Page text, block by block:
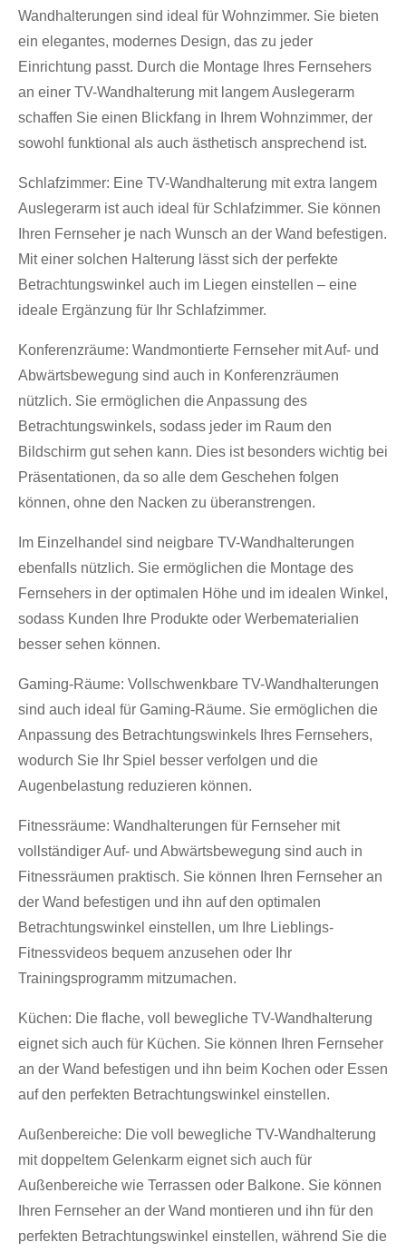
Wandhalterungen sind ideal für Wohnzimmer. Sie bieten
ein elegantes, modernes Design, das zu jeder
Einrichtung passt. Durch die Montage Ihres Fernsehers
an einer TV-Wandhalterung mit langem Auslegerarm
schaffen Sie einen Blickfang in Ihrem Wohnzimmer, der
sowohl funktional als auch ästhetisch ansprechend ist.
Schlafzimmer: Eine TV-Wandhalterung mit extra langem
Auslegerarm ist auch ideal für Schlafzimmer. Sie können
Ihren Fernseher je nach Wunsch an der Wand befestigen.
Mit einer solchen Halterung lässt sich der perfekte
Betrachtungswinkel auch im Liegen einstellen – eine
ideale Ergänzung für Ihr Schlafzimmer.
Konferenzräume: Wandmontierte Fernseher mit Auf- und
Abwärtsbewegung sind auch in Konferenzräumen
nützlich. Sie ermöglichen die Anpassung des
Betrachtungswinkels, sodass jeder im Raum den
Bildschirm gut sehen kann. Dies ist besonders wichtig bei
Präsentationen, da so alle dem Geschehen folgen
können, ohne den Nacken zu überanstrengen.
Im Einzelhandel sind neigbare TV-Wandhalterungen
ebenfalls nützlich. Sie ermöglichen die Montage des
Fernsehers in der optimalen Höhe und im idealen Winkel,
sodass Kunden Ihre Produkte oder Werbematerialien
besser sehen können.
Gaming-Räume: Vollschwenkbare TV-Wandhalterungen
sind auch ideal für Gaming-Räume. Sie ermöglichen die
Anpassung des Betrachtungswinkels Ihres Fernsehers,
wodurch Sie Ihr Spiel besser verfolgen und die
Augenbelastung reduzieren können.
Fitnessräume: Wandhalterungen für Fernseher mit
vollständiger Auf- und Abwärtsbewegung sind auch in
Fitnessräumen praktisch. Sie können Ihren Fernseher an
der Wand befestigen und ihn auf den optimalen
Betrachtungswinkel einstellen, um Ihre Lieblings-
Fitnessvideos bequem anzusehen oder Ihr
Trainingsprogramm mitzumachen.
Küchen: Die flache, voll bewegliche TV-Wandhalterung
eignet sich auch für Küchen. Sie können Ihren Fernseher
an der Wand befestigen und ihn beim Kochen oder Essen
auf den perfekten Betrachtungswinkel einstellen.
Außenbereiche: Die voll bewegliche TV-Wandhalterung
mit doppeltem Gelenkarm eignet sich auch für
Außenbereiche wie Terrassen oder Balkone. Sie können
Ihren Fernseher an der Wand montieren und ihn für den
perfekten Betrachtungswinkel einstellen, während Sie die